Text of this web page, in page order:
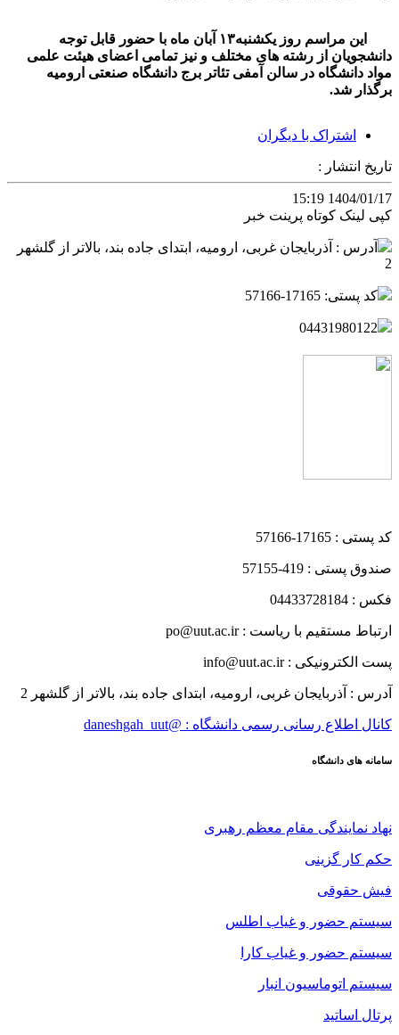
این مراسم روز یکشنبه۱۳ آبان ماه با حضور قابل توجه
دانشجویان از رشته های مختلف و نیز تمامی اعضای هیئت علمی
مواد دانشگاه در سالن آمفی تئاتر برج دانشگاه صنعتی ارومیه
برگذار شد.
اشتراک با دیگران
تاریخ انتشار :
1404/01/17 15:19
کپی لینک کوتاه پرینت خبر
آدرس : آذربایجان غربی، ارومیه، ابتدای جاده بند، بالاتر از گلشهر
2
کد پستی: 17165-57166
04431980122
کد پستی : 17165-57166
صندوق پستی : 419-57155
فکس : 04433728184
ارتباط مستقیم با ریاست : po@uut.ac.ir
پست الکترونیکی : info@uut.ac.ir
آدرس : آذربایجان غربی، ارومیه، ابتدای جاده بند، بالاتر از گلشهر 2
کانال اطلاع رسانی رسمی دانشگاه : @daneshgah_uut
سامانه های دانشگاه
نهاد نمایندگی مقام معظم رهبری
حکم کار گزینی
فیش حقوقی
سیستم حضور و غیاب اطلس
سیستم حضور و غیاب کارا
سیستم اتوماسیون انبار
پرتال اساتید